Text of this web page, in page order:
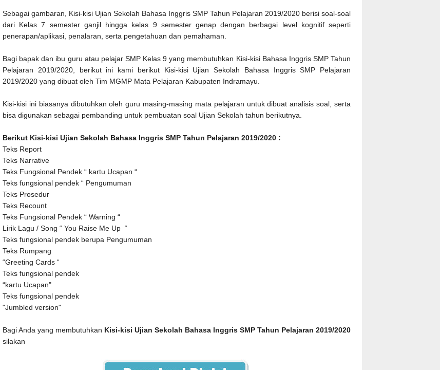
Sebagai gambaran, Kisi-kisi Ujian Sekolah Bahasa Inggris SMP Tahun Pelajaran 2019/2020 berisi soal-soal
dari Kelas 7 semester ganjil hingga kelas 9 semester genap dengan berbagai level kognitif seperti
penerapan/aplikasi, penalaran, serta pengetahuan dan pemahaman.
Bagi bapak dan ibu guru atau pelajar SMP Kelas 9 yang membutuhkan Kisi-kisi Bahasa Inggris SMP Tahun
Pelajaran 2019/2020, berikut ini kami berikut Kisi-kisi Ujian Sekolah Bahasa Inggris SMP Pelajaran
2019/2020 yang dibuat oleh Tim MGMP Mata Pelajaran Kabupaten Indramayu.
Kisi-kisi ini biasanya dibutuhkan oleh guru masing-masing mata pelajaran untuk dibuat analisis soal, serta
bisa digunakan sebagai pembanding untuk pembuatan soal Ujian Sekolah tahun berikutnya.
Berikut Kisi-kisi Ujian Sekolah Bahasa Inggris SMP Tahun Pelajaran 2019/2020 :
Teks Report
Teks Narrative
Teks Fungsional Pendek “ kartu Ucapan “
Teks fungsional pendek “ Pengumuman
Teks Prosedur
Teks Recount
Teks Fungsional Pendek “ Warning “
Lirik Lagu / Song “ You Raise Me Up “
Teks fungsional pendek berupa Pengumuman
Teks Rumpang
“Greeting Cards “
Teks fungsional pendek
“kartu Ucapan"
Teks fungsional pendek
"Jumbled version"
Bagi Anda yang membutuhkan Kisi-kisi Ujian Sekolah Bahasa Inggris SMP Tahun Pelajaran 2019/2020
silakan